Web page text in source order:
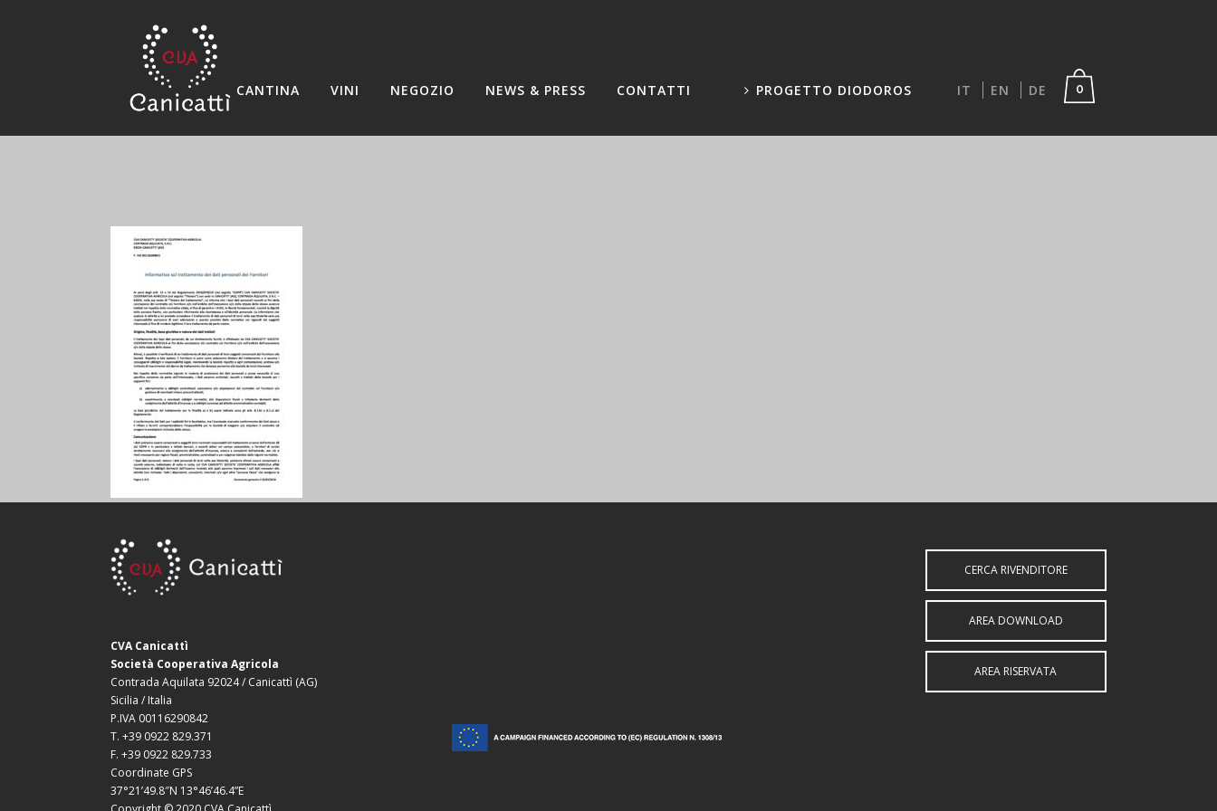
0
CANTINA VINI NEGOZIO NEWS & PRESS CONTATTI PROGETTO DIODOROS IT EN DE
CVA Canicattì
Società Cooperativa Agricola
Contrada Aquilata 92024 / Canicattì (AG)
Sicilia / Italia
P.IVA 00116290842
T. +39 0922 829.371
F. +39 0922 829.733
Coordinate GPS
37°21’49.8″N 13°46’46.4”E
CERCA RIVENDITORE
AREA DOWNLOAD
AREA RISERVATA